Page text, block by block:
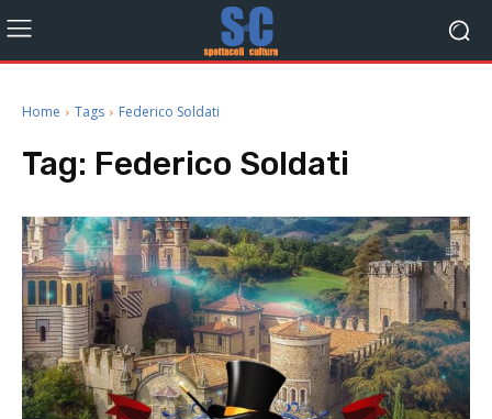
Home Tags Federico Soldati
Tag: Federico Soldati